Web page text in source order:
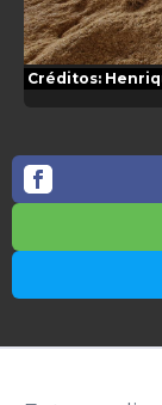
Créditos: